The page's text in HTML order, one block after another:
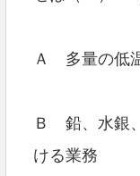
Ａ 多量の低
Ｂ 鉛、水銀
ける業務